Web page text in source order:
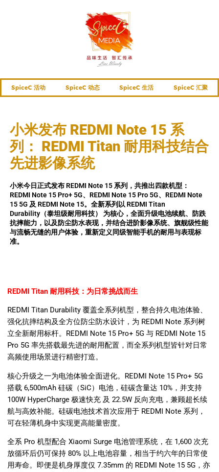
SpiceC 活动 SpiceC 动态 SpiceC 生活 SpiceC 汇聚
小米发布 REDMI Note 15 系
列： REDMI Titan 耐用科技结合
先进影像系统
小米今日正式发布 REDMI Note 15 系列，共推出四款机型：
REDMI Note 15 Pro+ 5G、REDMI Note 15 Pro 5G、REDMI Note
15 5G 及 REDMI Note 15。全新系列以 REDMI Titan
Durability（泰坦级耐用科技） 为核心，全面升级电池续航、防跌
抗摔能力，以及防尘防水表现，并结合进阶影像系统、旗舰级性能
与流畅无缝的用户体验，重新定义同级智能手机的耐用与表现标
准。
REDMI Titan 耐用科技：为日常挑战而生
REDMI Titan Durability 覆盖全系列机型，整合持久电池体验、
强化抗摔结构及全方位防尘防水设计，为 REDMI Note 系列树
立全新耐用标杆。
REDMI Note 15 Pro+ 5G 与 REDMI Note 15
Pro 5G 率先搭载最先进的耐用配置，而全系列机型皆针对日常
高频使用场景进行精密打造。
核心升级之一为电池体验全面进化。 REDMI Note 15 Pro+ 5G
搭载 6,500mAh 硅碳（SiC）电池，硅碳含量达 10% ，并支持
100W HyperCharge 极速快充 及 22.5W 反向充电，兼顾超长续
航与高效补能。硅碳电池技术首次应用于 REDMI Note 系列，
可在轻薄机身中实现更高能量密度。
全系 Pro 机型配合 Xiaomi Surge 电池管理系统，在 1,600 次充
放循环后仍可保持 80% 以上电池容量，相当于约六年的日常使
用寿命。即便是机身厚度仅 7.35mm 的 REDMI Note 15 5G ，亦